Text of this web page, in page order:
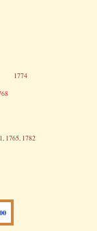
1774
1765, 1782